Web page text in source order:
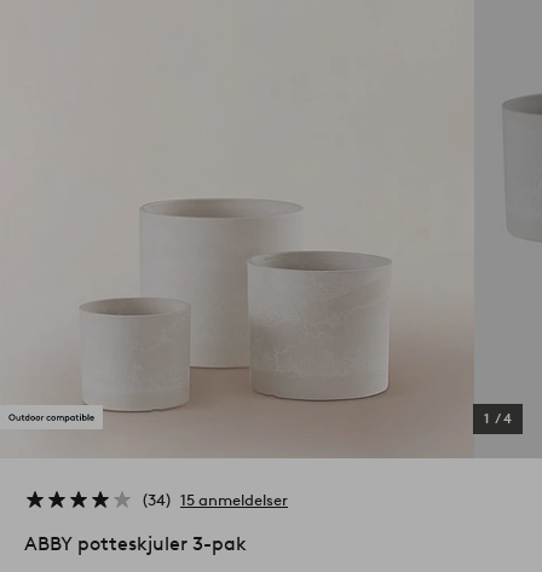
1 /4
34 15 anmeldelser
ABBY potteskjuler 3-pak